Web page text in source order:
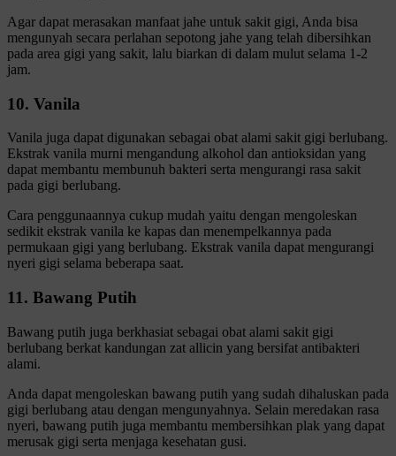
Agar dapat merasakan manfaat jahe untuk sakit gigi, Anda bisa
mengunyah secara perlahan sepotong jahe yang telah dibersihkan
pada area gigi yang sakit, lalu biarkan di dalam mulut selama 1-2
jam.
10. Vanila
Vanila juga dapat digunakan sebagai obat alami sakit gigi berlubang.
Ekstrak vanila murni mengandung alkohol dan antioksidan yang
dapat membantu membunuh bakteri serta mengurangi rasa sakit
pada gigi berlubang.
Cara penggunaannya cukup mudah yaitu dengan mengoleskan
sedikit ekstrak vanila ke kapas dan menempelkannya pada
permukaan gigi yang berlubang. Ekstrak vanila dapat mengurangi
nyeri gigi selama beberapa saat.
11. Bawang Putih
Bawang putih juga berkhasiat sebagai obat alami sakit gigi
berlubang berkat kandungan zat allicin yang bersifat antibakteri
alami.
Anda dapat mengoleskan bawang putih yang sudah dihaluskan pada
gigi berlubang atau dengan mengunyahnya. Selain meredakan rasa
nyeri, bawang putih juga membantu membersihkan plak yang dapat
merusak gigi serta menjaga kesehatan gusi.